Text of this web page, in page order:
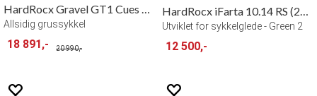
HardRocx Gravel GT1 Cues 1x10
Allsidig grussykkel
18 891,- 20 990,-
HardRocx iFarta 10.14 RS (26") Air Fork
Utviklet for sykkelglede - Green 2
12 500,-